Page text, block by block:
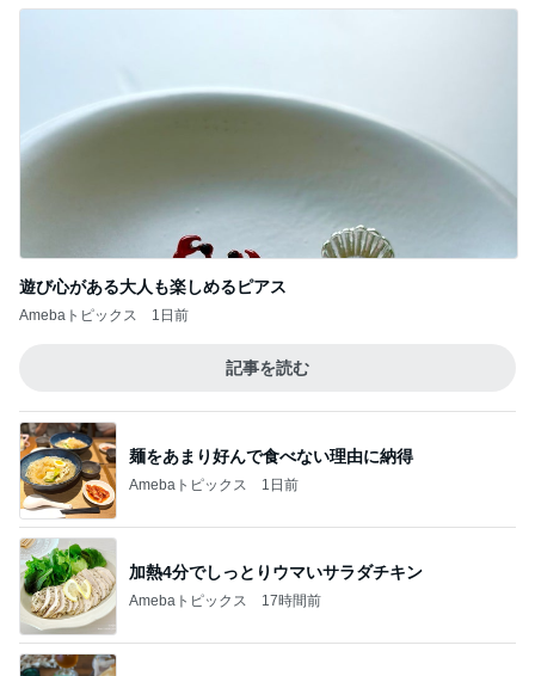
遊び心がある大人も楽しめるピアス
Amebaトピックス 1日前
記事を読む
麺をあまり好んで食べない理由に納得
Amebaトピックス 1日前
加熱4分でしっとりウマいサラダチキン
Amebaトピックス 17時間前